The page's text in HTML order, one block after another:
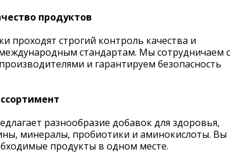
продуктов
проходят строгий контроль качества и
стандартам. Мы сотрудничаем с
и гарантируем безопасность
разнообразие добавок для здоровья,
минералы, пробиотики и аминокислоты. Вы
продукты в одном месте.